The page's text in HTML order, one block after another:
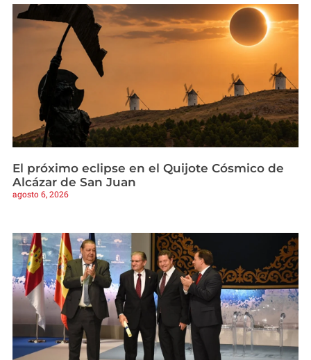
El próximo eclipse en el Quijote Cósmico de
Alcázar de San Juan
agosto 6, 2026